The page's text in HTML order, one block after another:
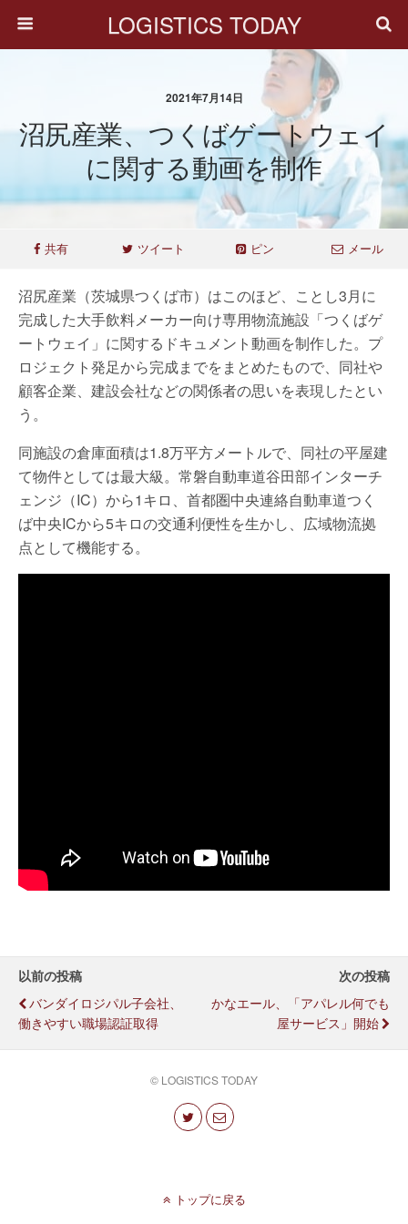
LOGISTICS TODAY
2021年7月14日
沼尻産業、つくばゲートウェイ
に関する動画を制作
共有 ツイート ピン メール
沼尻産業（茨城県つくば市）はこのほど、ことし3月に
完成した大手飲料メーカー向け専用物流施設「つくばゲ
ートウェイ」に関するドキュメント動画を制作した。プ
ロジェクト発足から完成までをまとめたもので、同社や
顧客企業、建設会社などの関係者の思いを表現したとい
う。
同施設の倉庫面積は1.8万平方メートルで、同社の平屋建
て物件としては最大級。常磐自動車道谷田部インターチ
ェンジ（IC）から1キロ、首都圏中央連絡自動車道つく
ば中央ICから5キロの交通利便性を生かし、広域物流拠
点として機能する。
以前の投稿
バンダイロジパル子会社、
働きやすい職場認証取得
次の投稿
かなエール、「アパレル何でも
屋サービス」開始
© LOGISTICS TODAY
トップに戻る